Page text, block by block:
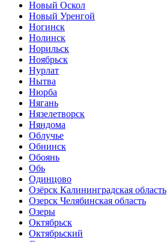
Новый Оскол
Новый Уренгой
Ногинск
Нолинск
Норильск
Ноябрьск
Нурлат
Нытва
Нюрба
Нягань
Нязелетворск
Няндома
Облучье
Обнинск
Обоянь
Обь
Одинцово
Озёрск Калининградская область
Озерск Челябинская область
Озеры
Октябрьск
Октябрьский